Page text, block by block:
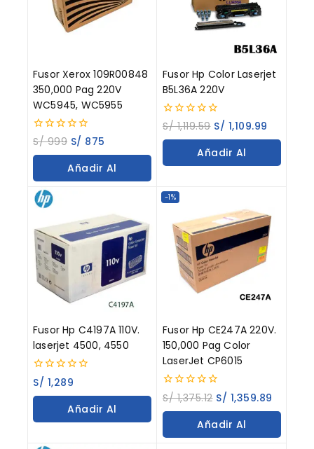
Fusor Xerox 109R00848
350,000 Pag 220V
WC5945, WC5955
0
out
of
S/999 S/ 875
Añadir Al
Fusor Hp Color Laserjet
B5L36A 220V
0
out
of
S/1,119.59 S/ 1,109.99
Añadir Al
Fusor Hp C4197A 110V.
laserjet 4500, 4550
0
out
of
S/ 1,289
Añadir Al
-1%
Fusor Hp CE247A 220V.
150,000 Pag Color
LaserJet CP6015
0
out
of
S/1,375.12 S/ 1,359.89
Añadir Al